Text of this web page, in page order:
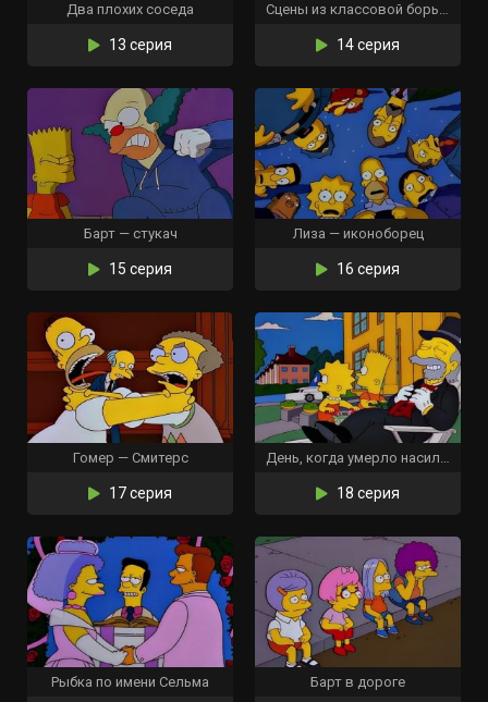
Два плохих соседа
13 серия
Сцены из классовой борьбы Спрингфилда
14 серия
Барт — стукач
15 серия
Лиза — иконоборец
16 серия
Гомер — Смитерс
17 серия
День, когда умерло насилие
18 серия
Рыбка по имени Сельма Барт в дороге